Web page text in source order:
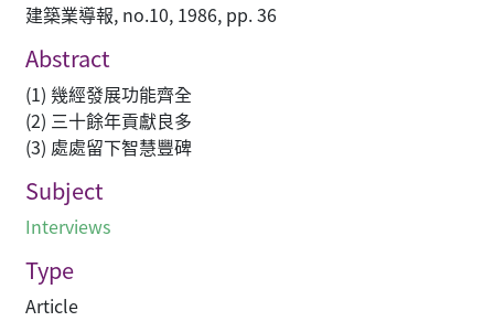
建築業導報, no.10, 1986, pp. 36
Abstract
(1) 幾經發展功能齊全
(2) 三十餘年貢獻良多
(3) 處處留下智慧豐碑
Subject
Interviews
Type
Article